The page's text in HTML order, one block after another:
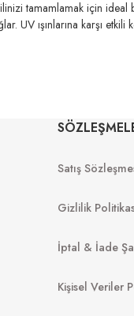
SLASTIK
tamamlamak için
UV ışınlarına karşı
Satış
Gizlilik
İptal & İade
Kişisel Veriler